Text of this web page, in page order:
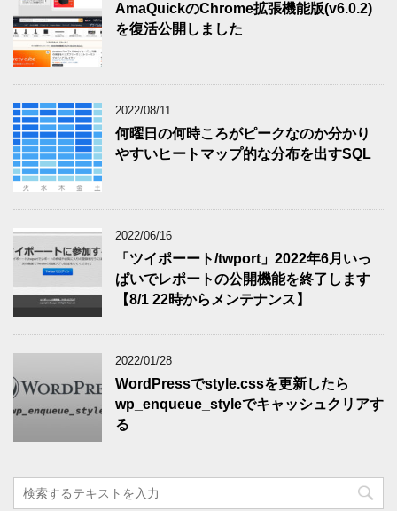
AmaQuickのChrome拡張機能版(v6.0.2)
を復活公開しました
2022/08/11
何曜日の何時ころがピークなのか分かり
やすいヒートマップ的な分布を出すSQL
2022/06/16
「ツイポーート/twport」2022年6月いっ
ぱいでレポートの公開機能を終了します
【8/1 22時からメンテナンス】
2022/01/28
WordPressでstyle.cssを更新したら
wp_enqueue_styleでキャッシュクリアす
る